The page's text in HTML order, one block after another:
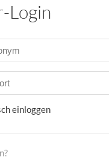
Login
einloggen